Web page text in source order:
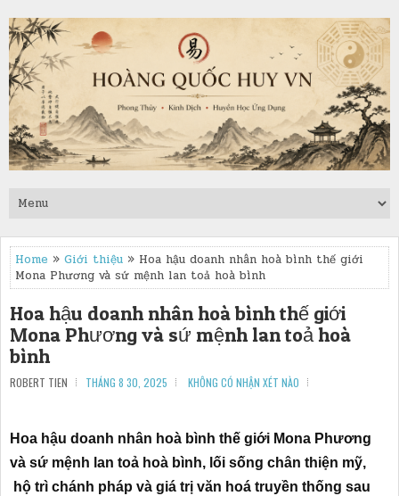
Home » Giới thiệu » Hoa hậu doanh nhân hoà bình thế giới
Mona Phương và sứ mệnh lan toả hoà bình
Hoa hậu doanh nhân hoà bình thế giới
Mona Phương và sứ mệnh lan toả hoà
bình
ROBERT TIEN THÁNG 8 30, 2025 KHÔNG CÓ NHẬN XÉT NÀO
Hoa hậu doanh nhân hoà bình thế giới Mona Phương
và sứ mệnh lan toả hoà bình, lối sống chân thiện mỹ,
hộ trì chánh pháp và giá trị văn hoá truyền thống sau